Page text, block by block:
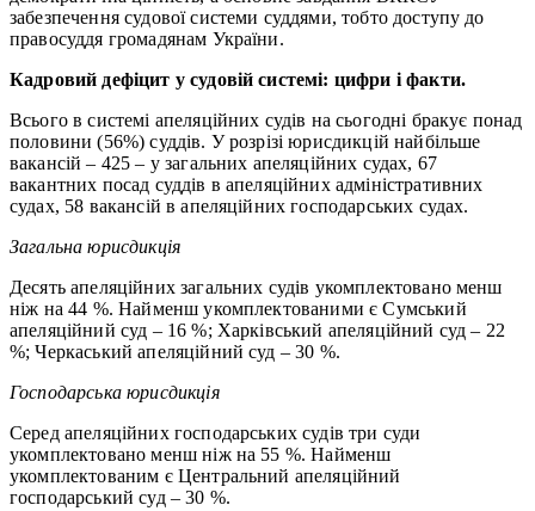
забезпечення судової системи суддями, тобто доступу до
правосуддя громадянам України.
Кадровий дефіцит у судовій системі: цифри і факти.
Всього в системі апеляційних судів на сьогодні бракує понад
половини (56%) суддів. У розрізі юрисдикцій найбільше
вакансій – 425 – у загальних апеляційних судах, 67
вакантних посад суддів в апеляційних адміністративних
судах, 58 вакансій в апеляційних господарських судах.
Загальна юрисдикція
Десять апеляційних загальних судів укомплектовано менш
ніж на 44 %. Найменш укомплектованими є Сумський
апеляційний суд – 16 %; Харківський апеляційний суд – 22
%; Черкаський апеляційний суд – 30 %.
Господарська юрисдикція
Серед апеляційних господарських судів три суди
укомплектовано менш ніж на 55 %. Найменш
укомплектованим є Центральний апеляційний
господарський суд – 30 %.